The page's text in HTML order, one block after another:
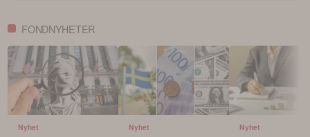
FONDNYHETER
Nyhet Nyhet Nyhet